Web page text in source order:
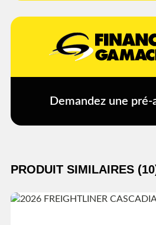
Demandez une
PRODUIT SIMILAIRES